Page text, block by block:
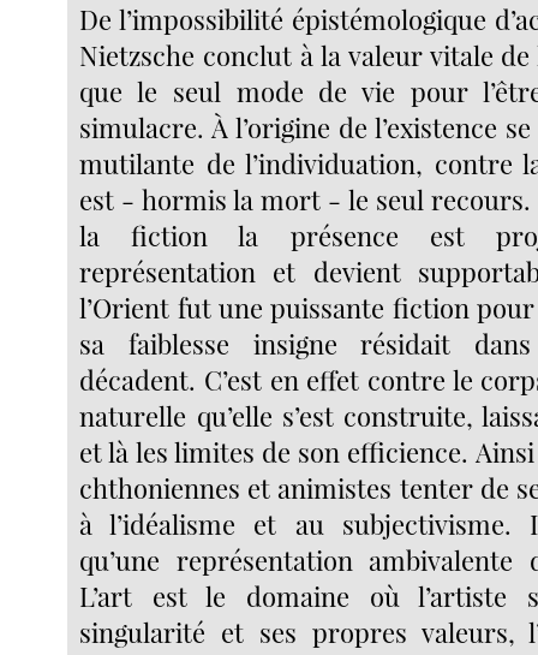
De l’impossibilité épistémologique
Nietzsche conclut à la valeur vitale de
que le seul mode de vie pour
simulacre. À l’origine de l’existence
mutilante de l’individuation, contre
est - hormis la mort - le seul recours.
la fiction la présence est
représentation et devient
l’Orient fut une puissante fiction pour
sa faiblesse insigne résidait
décadent. C’est en effet contre le
naturelle qu’elle s’est construite,
et là les limites de son efficience.
chthoniennes et animistes tenter de
à l’idéalisme et au subjectivisme.
qu’une représentation ambivalente
L’art est le domaine où l’artiste
singularité et ses propres valeurs,